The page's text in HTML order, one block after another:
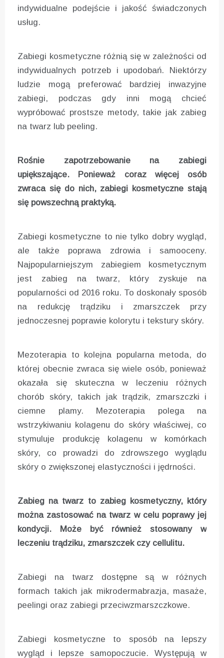
indywidualne podejście i jakość świadczonych
usług.
Zabiegi kosmetyczne różnią się w zależności od
indywidualnych potrzeb i upodobań. Niektórzy
ludzie mogą preferować bardziej inwazyjne
zabiegi, podczas gdy inni mogą chcieć
wypróbować prostsze metody, takie jak zabieg
na twarz lub peeling.
Rośnie zapotrzebowanie na zabiegi
upiększające. Ponieważ coraz więcej osób
zwraca się do nich, zabiegi kosmetyczne stają
się powszechną praktyką.
Zabiegi kosmetyczne to nie tylko dobry wygląd,
ale także poprawa zdrowia i samooceny.
Najpopularniejszym zabiegiem kosmetycznym
jest zabieg na twarz, który zyskuje na
popularności od 2016 roku. To doskonały sposób
na redukcję trądziku i zmarszczek przy
jednoczesnej poprawie kolorytu i tekstury skóry.
Mezoterapia to kolejna popularna metoda, do
której obecnie zwraca się wiele osób, ponieważ
okazała się skuteczna w leczeniu różnych
chorób skóry, takich jak trądzik, zmarszczki i
ciemne plamy. Mezoterapia polega na
wstrzykiwaniu kolagenu do skóry właściwej, co
stymuluje produkcję kolagenu w komórkach
skóry, co prowadzi do zdrowszego wyglądu
skóry o zwiększonej elastyczności i jędrności.
Zabieg na twarz to zabieg kosmetyczny, który
można zastosować na twarz w celu poprawy jej
kondycji. Może być również stosowany w
leczeniu trądziku, zmarszczek czy cellulitu.
Zabiegi na twarz dostępne są w różnych
formach takich jak mikrodermabrazja, masaże,
peelingi oraz zabiegi przeciwzmarszczkowe.
Zabiegi kosmetyczne to sposób na lepszy
wygląd i lepsze samopoczucie. Występują w